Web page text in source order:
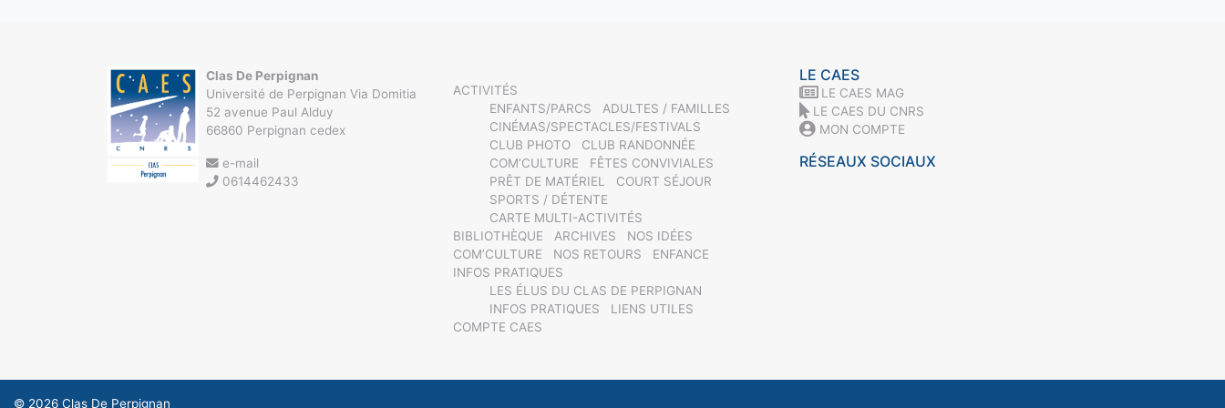
Clas De Perpignan
Université de Perpignan Via Domitia
52 avenue Paul Alduy
66860 Perpignan cedex
e-mail
0614462433
ACTIVITÉS
ENFANTS/PARCS
ADULTES / FAMILLES
CINÉMAS/SPECTACLES/FESTIVALS
CLUB PHOTO
CLUB RANDONNÉE
COM’CULTURE
FÊTES CONVIVIALES
PRÊT DE MATÉRIEL
COURT SÉJOUR
SPORTS / DÉTENTE
CARTE MULTI-ACTIVITÉS
BIBLIOTHÈQUE
ARCHIVES
NOS IDÉES
COM’CULTURE
NOS RETOURS
ENFANCE
INFOS PRATIQUES
LES ÉLUS DU CLAS DE PERPIGNAN
INFOS PRATIQUES
LIENS UTILES
COMPTE CAES
LE CAES
LE CAES MAG
LE CAES DU CNRS
MON COMPTE
RÉSEAUX SOCIAUX
© 2026 Clas De Perpignan